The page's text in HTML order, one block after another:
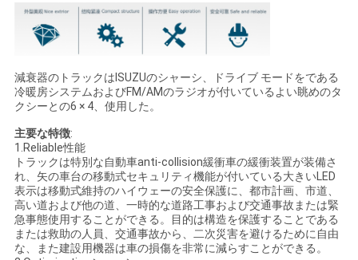
ス
引
用
を
要
減衰器のトラックはISUZUのシャーシ、ドライブ モードをである
冷暖房システムおよびFM/AMのラジオが付いているよい眺めのタ
クシーとの6 × 4、使用した。
主要な特徴:
1.Reliable性能
トラックは特別な自動車anti-collision緩衝車の緩衝装置が装備さ
れ、矢の車台の移動式セキュリティ機能が付いている大きいLED
表示は移動式維持のハイウェーの安全保護に、都市計画、市道、
高い道および他の道、一時的な道路工事および交通事故または緊
急事態使用することができる。目的は構造を保護することである
または救助の人員、交通事故から、二次災害を避けるために自由
な、また建設用機器は車の損傷を非常に減らすことができる。